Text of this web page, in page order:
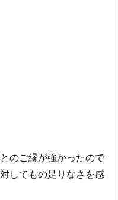
のご縁が強かったので
してもの足りなさを感